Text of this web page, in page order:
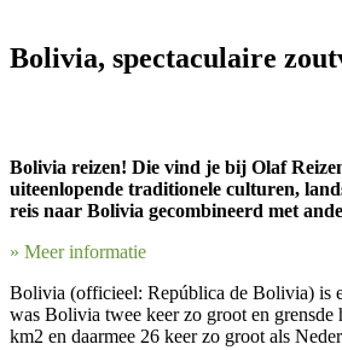
Bolivia, spectaculaire
Bolivia reizen! Die vind je bij Olaf
uiteenlopende traditionele culturen,
reis naar Bolivia gecombineerd met
» Meer informatie
Bolivia (officieel: República de Bolivia) is
was Bolivia twee keer zo groot en
km2 en daarmee 26 keer zo groot als